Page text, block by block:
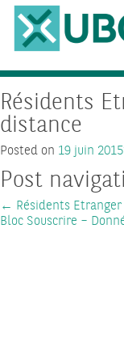
Résidents
distance
Posted on 19 juin 2015
Post
← Résidents
Bloc Souscrire –